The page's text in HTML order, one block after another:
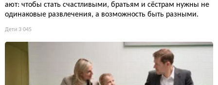
ают: чтобы стать счастливыми, братьям и сёстрам нужны не
одинаковые развлечения, а возможность быть разными.
Дети 3 045